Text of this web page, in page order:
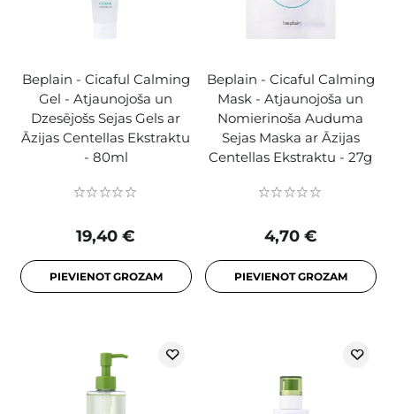
Beplain - Cicaful Calming
Gel - Atjaunojoša un
Dzesējošs Sejas Gels ar
Āzijas Centellas Ekstraktu
- 80ml
19,40 €
PIEVIENOT GROZAM
Beplain - Cicaful Calming
Mask - Atjaunojoša un
Nomierinoša Auduma
Sejas Maska ar Āzijas
Centellas Ekstraktu - 27g
4,70 €
PIEVIENOT GROZAM